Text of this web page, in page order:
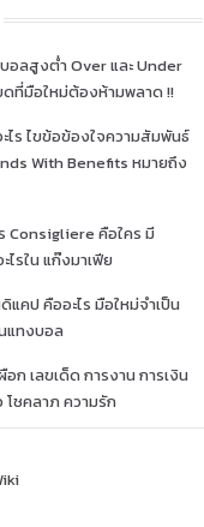
อลสูงต่ำ Over และ Under
ดที่มือใหม่ต้องห้ามพลาด !!
ไร ไขข้อข้องใจความสัมพันธ์
With Benefits หมายถึง
Consigliere คือใคร มี
ไรใน แก๊งมาเฟีย
แคป คืออะไร มือใหม่จำเป็น
แทงบอล
อก เลขเด็ด การงาน การเงิน
โชคลาภ ความรัก